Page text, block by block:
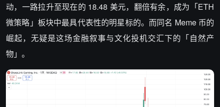
动，一路拉升至现在的 18.48 美元，翻倍有余，成为「ETH
微策略」板块中最具代表性的明星标的。而同名 Meme 币的
崛起，无疑是这场金融叙事与文化投机交汇下的「自然产
物」。